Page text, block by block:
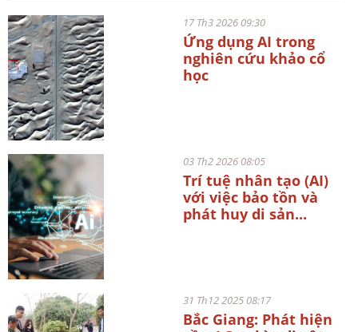
17 Th3 2026 09:30
Ứng dụng AI trong
nghiên cứu khảo cổ
học
03 Th2 2026 08:05
Trí tuệ nhân tạo (AI)
với việc bảo tồn và
phát huy di sản...
31 Th12 2025 08:17
Bắc Giang: Phát hiện